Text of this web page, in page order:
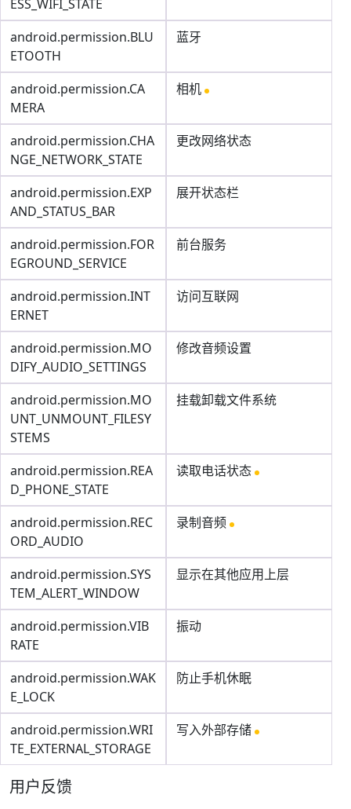
ESS_WIFI_STATE
android.permission.BLU
ETOOTH
蓝牙
android.permission.CA
MERA
相机
android.permission.CHA
NGE_NETWORK_STATE
更改网络状态
android.permission.EXP
AND_STATUS_BAR
展开状态栏
android.permission.FOR
EGROUND_SERVICE
前台服务
android.permission.INT
ERNET
访问互联网
android.permission.MO
DIFY_AUDIO_SETTINGS
修改音频设置
android.permission.MO
UNT_UNMOUNT_FILESY
STEMS
挂载卸载文件系统
android.permission.REA
D_PHONE_STATE
读取电话状态
android.permission.REC
ORD_AUDIO
录制音频
android.permission.SYS
TEM_ALERT_WINDOW
显示在其他应用上层
android.permission.VIB
RATE
振动
android.permission.WAK
E_LOCK
防止手机休眠
android.permission.WRI
TE_EXTERNAL_STORAGE
写入外部存储
用户反馈